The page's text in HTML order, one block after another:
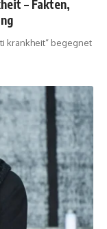
– Fakten,
krankheit“ begegnet